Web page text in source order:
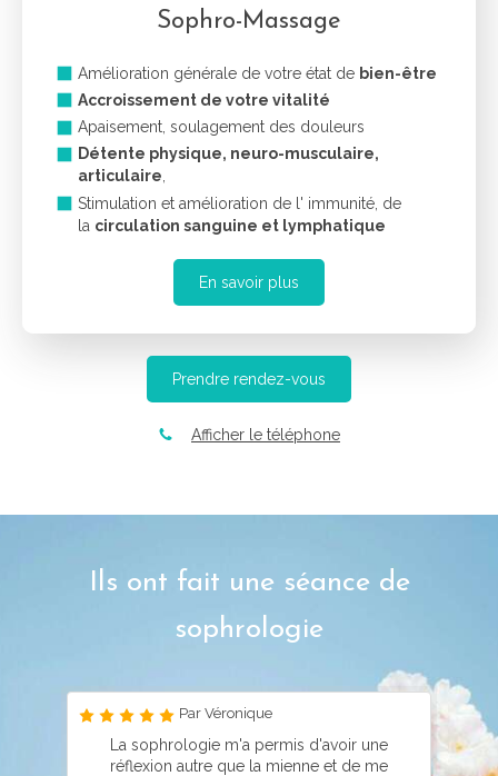
Sophro-Massage
Amélioration générale de votre état de bien-être
Accroissement de votre vitalité
Apaisement, soulagement des douleurs
Détente physique, neuro-musculaire,
articulaire,
Stimulation et amélioration de l' immunité, de
la circulation sanguine et lymphatique
En savoir plus
Prendre rendez-vous
Afficher le téléphone
Ils ont fait une séance de
sophrologie
Par Véronique
La sophrologie m'a permis d'avoir une
réflexion autre que la mienne et de me